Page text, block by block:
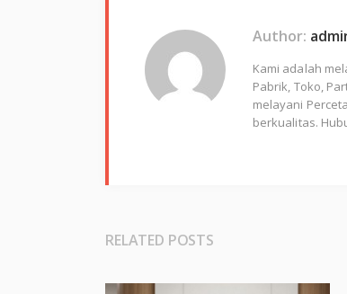
Author:
Kami adalah
Pabrik, Toko,
melayani
berkualitas.
RELATED POSTS